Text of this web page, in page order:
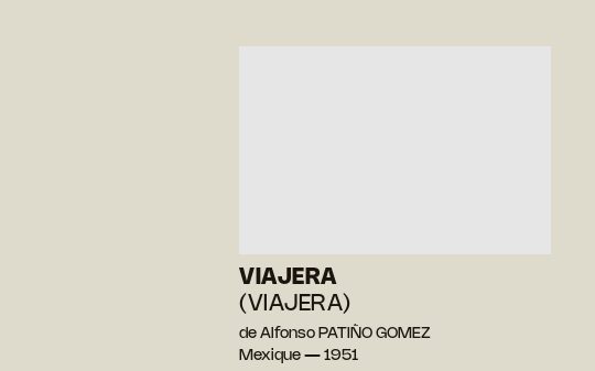
VIAJERA
(VIAJERA)
de Alfonso PATIÑO GOMEZ
Mexique — 1951